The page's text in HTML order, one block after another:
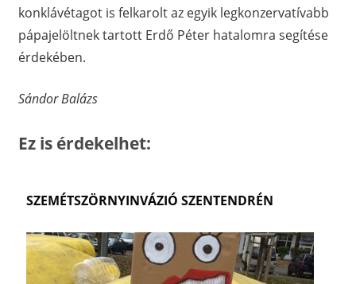
konklávétagot is felkarolt az egyik legkonzervatívabb
pápajelöltnek tartott Erdő Péter hatalomra segítése
érdekében.
Sándor Balázs
Ez is érdekelhet:
SZEMÉTSZÖRNYINVÁZIÓ SZENTENDRÉN